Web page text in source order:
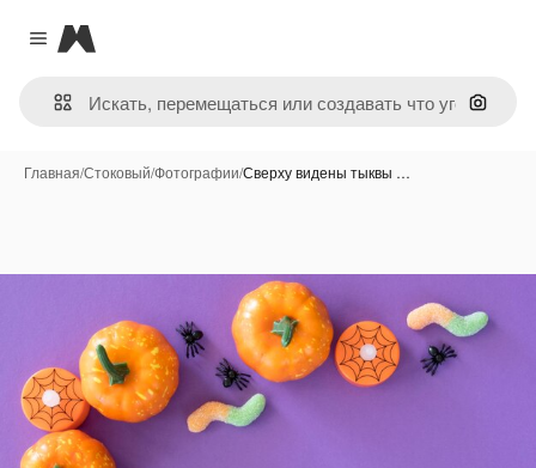
Close menu
Magnific
Поиск
Главная/Стоковый/Фотографии/Сверху видены тыквы …